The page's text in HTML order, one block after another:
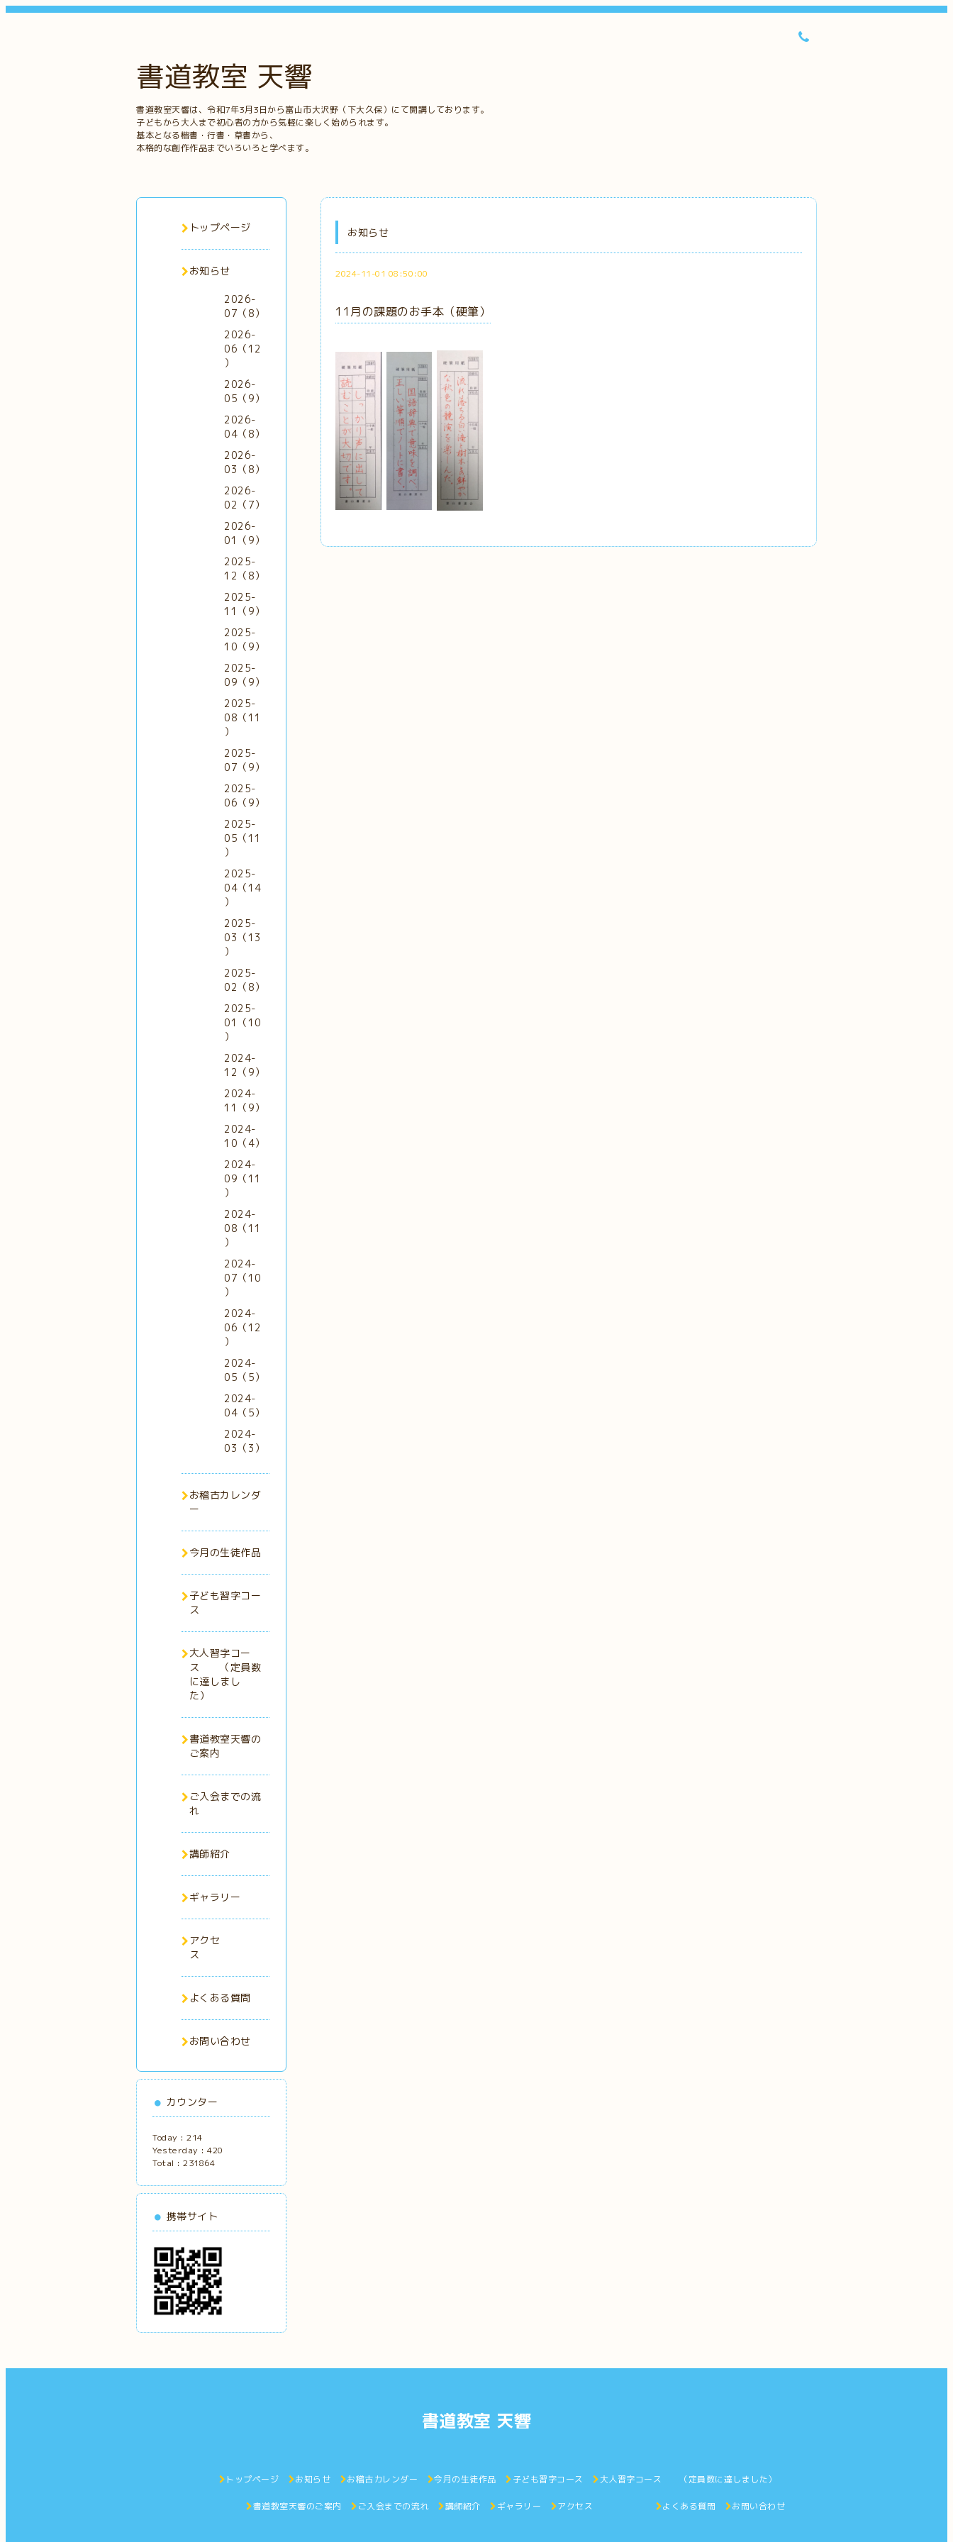
書道教室 天響
書道教室天響は、令和7年3月3日から富山市大沢野（下大久保）にて開講しております。
子どもから大人まで初心者の方から気軽に楽しく始められます。
基本となる楷書・行書・草書から、
本格的な創作作品までいろいろと学べます。
お知らせ
2024-11-01 08:50:00
11月の課題のお手本（硬筆）
トップページ
お知らせ
2026-
07（8）
2026-
06（12
）
2026-
05（9）
2026-
04（8）
2026-
03（8）
2026-
02（7）
2026-
01（9）
2025-
12（8）
2025-
11（9）
2025-
10（9）
2025-
09（9）
2025-
08（11
）
2025-
07（9）
2025-
06（9）
2025-
05（11
）
2025-
04（14
）
2025-
03（13
）
2025-
02（8）
2025-
01（10
）
2024-
12（9）
2024-
11（9）
2024-
10（4）
2024-
09（11
）
2024-
08（11
）
2024-
07（10
）
2024-
06（12
）
2024-
05（5）
2024-
04（5）
2024-
03（3）
お稽古カレンダ
ー
今月の生徒作品
子ども習字コー
ス
大人習字コー
ス （定員数
に達しまし
た）
書道教室天響の
ご案内
ご入会までの流
れ
講師紹介
ギャラリー
アクセ
ス
よくある質問
お問い合わせ
カウンター
Today : 214
Yesterday : 420
Total : 231864
携帯サイト
書道教室 天響
トップページ お知らせ お稽古カレンダー 今月の生徒作品 子ども習字コース 大人習字コース （定員数に達しました）
書道教室天響のご案内 ご入会までの流れ 講師紹介 ギャラリー アクセス よくある質問 お問い合わせ